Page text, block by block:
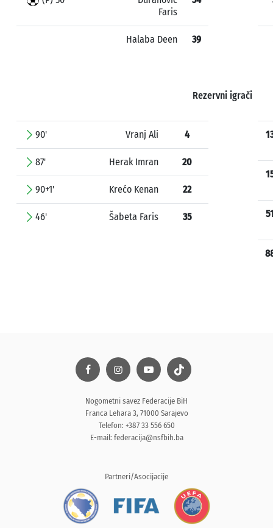
Faris
Halaba Deen 39
Rezervni igrači
90' Vranj Ali 4
87' Herak Imran 20
90+1' Krećo Kenan 22
46' Šabeta Faris 35
Nogometni savez Federacije BiH
Franca Lehara 3, 71000 Sarajevo
Telefon: +387 33 556 650
E-mail: federacija@nsfbih.ba
Partneri/Asocijacije